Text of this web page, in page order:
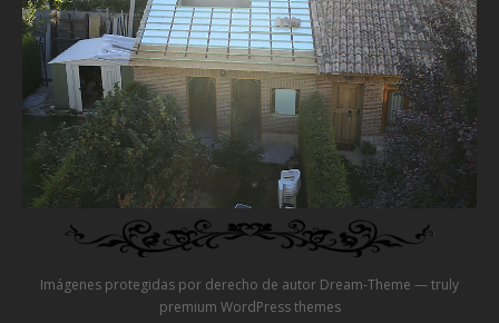
Sobre mí
Testimonios
Video
Preguntas?
Precios
Contacta
Imágenes protegidas por derecho de autor Dream-Theme — truly
premium WordPress themes